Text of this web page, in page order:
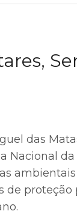
das
Nacional
de proteção